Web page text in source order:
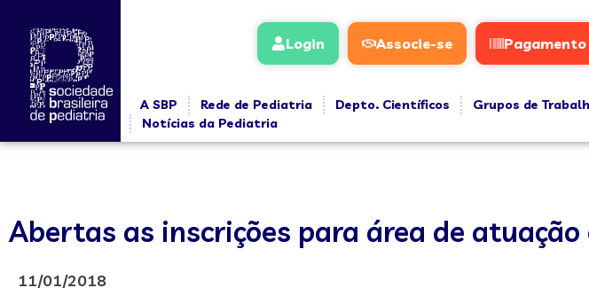
Login Associe-se Pagamento
A SBP Rede de Pediatria Depto. Científicos Grupos de
Notícias da Pediatria
Abertas as inscrições para área de
11/01/2018